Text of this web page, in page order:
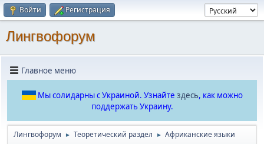
Войти Регистрация
Лингвофорум
Главное меню
Мы солидарны с Украиной. Узнайте здесь, как можно
поддержать Украину.
Лингвофорум ► Теоретический раздел ► Африканские языки